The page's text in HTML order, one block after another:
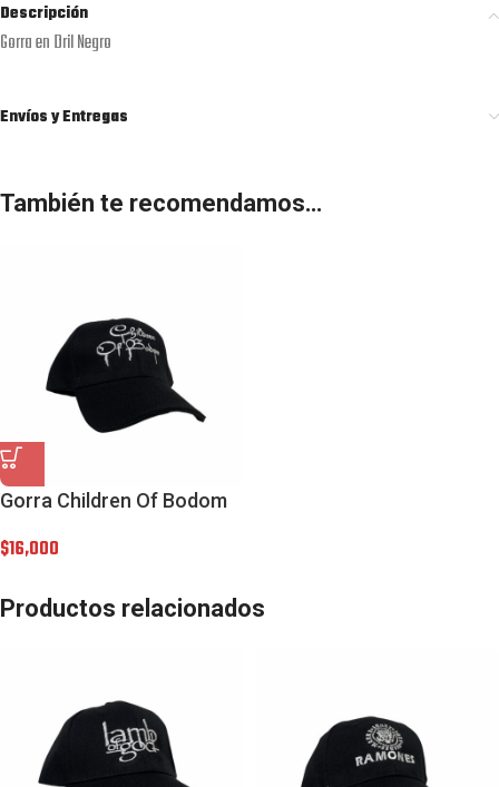
Descripción
Gorra en Dril Negro
Envíos y Entregas
También te recomendamos…
Gorra Children Of Bodom
$16,000
Productos relacionados